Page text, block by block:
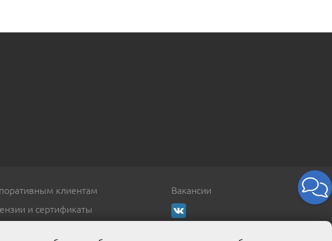
клиентам
и сертификаты
Вакансии